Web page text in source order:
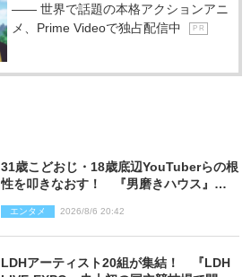
―― 世界で話題の本格アクションアニ
メ、Prime Videoで独占配信中
P R
31歳こどおじ・18歳底辺YouTuberらの根
性を叩きなおす！ 『男磨きハウス』第2
エンタメ 2026/8/6 20:42
LDHアーティスト20組が集結！ 『LDH